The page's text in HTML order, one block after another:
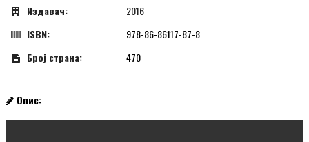
Издавач:
2016
ISBN:
978-86-86117-87-8
Број страна:
470
Опис: